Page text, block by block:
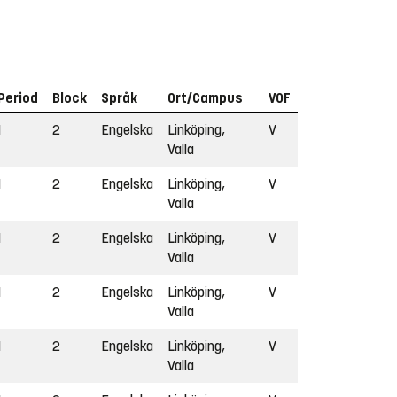
Block Språk Ort/Campus
VOF
2 Engelska
Linköping,
Valla
V
2 Engelska
Linköping,
Valla
V
2 Engelska
Linköping,
Valla
V
2 Engelska
Linköping,
Valla
V
2 Engelska
Linköping,
Valla
V